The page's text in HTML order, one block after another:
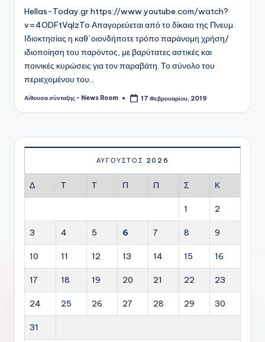
Hellas-Today.gr https://www.youtube.com/watch?
v=4ODFtVqIzTo Απαγορεύεται από το δίκαιο της Πνευμ.
Ιδιοκτησίας η καθ΄οιονδήποτε τρόπο παράνομη χρήση/
ιδιοποίηση του παρόντος, με βαρύτατες αστικές και
ποινικές κυρώσεις για τον παραβάτη. Το σύνολο του
περιεχομένου του…
Συγγραφέας:
Αίθουσα σύνταξης - News Room 17 Φεβρουαρίου, 2019
ΑΎΓΟΥΣΤΟΣ 2026
Δ Τ Τ Π Π Σ Κ
1 2
3 4 5 6 7 8 9
10 11 12 13 14 15 16
17 18 19 20 21 22 23
24 25 26 27 28 29 30
31